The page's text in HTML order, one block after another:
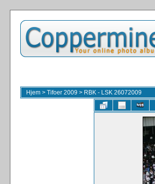
Hjem > Tifoer 2009 > RBK - LSK 26072009